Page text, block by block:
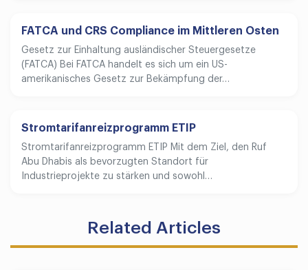
FATCA und CRS Compliance im Mittleren Osten
Gesetz zur Einhaltung ausländischer Steuergesetze
(FATCA) Bei FATCA handelt es sich um ein US-
amerikanisches Gesetz zur Bekämpfung der…
Stromtarifanreizprogramm ETIP
Stromtarifanreizprogramm ETIP Mit dem Ziel, den Ruf
Abu Dhabis als bevorzugten Standort für
Industrieprojekte zu stärken und sowohl…
Related Articles